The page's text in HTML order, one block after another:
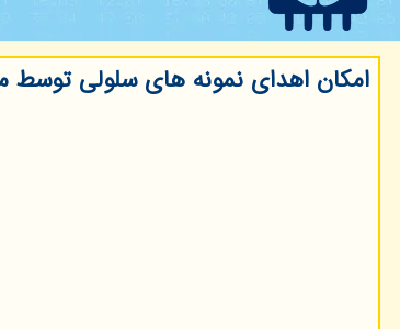
امكان اهدای نمونه های سلولی توسط